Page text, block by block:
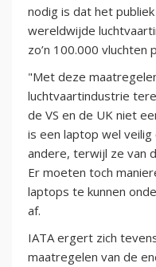
nodig is dat het
wereldwijde
zo’n 100.000 vluchten
"Met deze
luchtvaartindustrie
de VS en de UK niet
is een laptop wel
andere, terwijl ze van
Er moeten toch
laptops te kunnen
af.
IATA ergert zich
maatregelen van de